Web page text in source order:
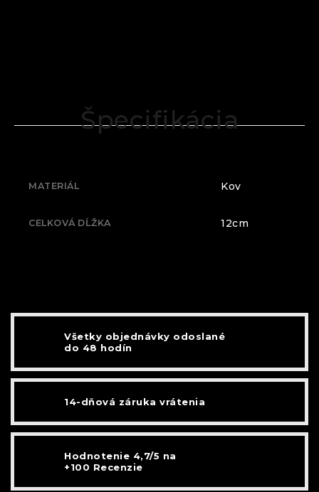
Špecifikácia
MATERIÁL Kov
CELKOVÁ DĹŽKA 12cm
Všetky objednávky odoslané
do 48 hodín
14-dňová záruka vrátenia
Hodnotenie 4,7/5 na
+100 Recenzie